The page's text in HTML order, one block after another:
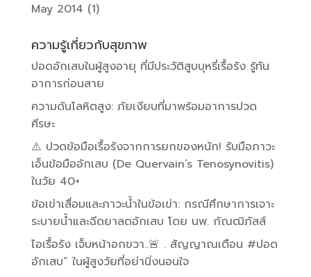
May 2014 (1)
ความรู้เกี่ยวกับสุขภาพ
ปอดอักเสบในผู้สูงอายุ ที่มีประวัติสูบบุหรี่เรื้อรัง รู้ทัน
อาการก่อนสาย
ความดันโลหิตสูง: ภัยเงียบที่มาพร้อมอาการปวด
ศีรษะ
⚠️ ปวดข้อมือเรื้อรังจากการยกของหนัก! รับมือภาวะ
เอ็นข้อมืออักเสบ (De Quervain’s Tenosynovitis)
ในวัย 40+
ข้อเข่าเสื่อมและภาวะน้ำในข้อเข่า: กรณีศึกษาการเจาะ
ระบายน้ำและฉีดยาลดอักเสบ โดย นพ. กัณฒิภัสส์
ไอเรื้อรัง เจ็บหน้าอกขวา..🚨 . สัญญาณเตือน #ปอด
อักเสบ” ในผู้สูงวัยที่อย่านิ่งนอนใจ